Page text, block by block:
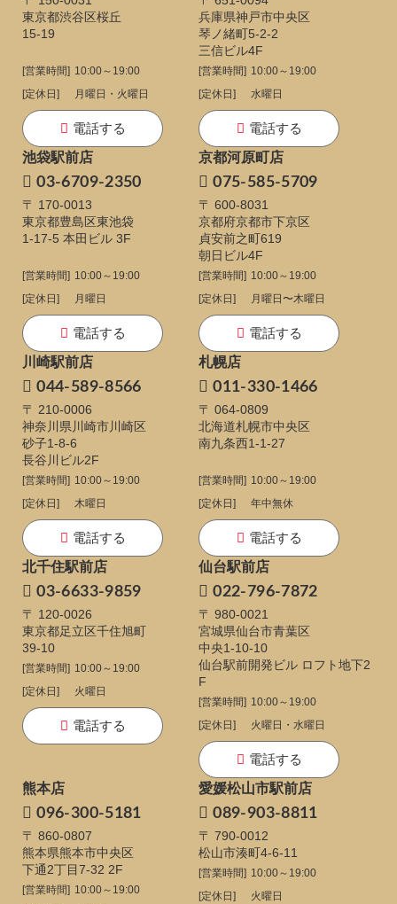
東京都渋谷区桜丘
15-19
[営業時間] 10:00～19:00
[定休日]
月曜日・火曜日
電話する
兵庫県神戸市中央区
琴ノ緒町5-2-2
三信ビル4F
[営業時間] 10:00～19:00
[定休日]
水曜日
電話する
池袋駅前店
03-6709-2350
〒 170-0013
東京都豊島区東池袋
1-17-5 本田ビル 3F
[営業時間] 10:00～19:00
[定休日]
月曜日
電話する
京都河原町店
075-585-5709
〒 600-8031
京都府京都市下京区
貞安前之町619
朝日ビル4F
[営業時間] 10:00～19:00
[定休日]
月曜日〜木曜日
電話する
川崎駅前店
044-589-8566
〒 210-0006
神奈川県川崎市川崎区
砂子1-8-6
長谷川ビル2F
[営業時間] 10:00～19:00
[定休日]
木曜日
電話する
札幌店
011-330-1466
〒 064-0809
北海道札幌市中央区
南九条西1-1-27
[営業時間] 10:00～19:00
[定休日]
年中無休
電話する
北千住駅前店
03-6633-9859
〒 120-0026
東京都足立区千住旭町
39-10
[営業時間] 10:00～19:00
[定休日]
火曜日
電話する
仙台駅前店
022-796-7872
〒 980-0021
宮城県仙台市青葉区
中央1-10-10
仙台駅前開発ビル ロフト地下2
F
[営業時間] 10:00～19:00
[定休日]
火曜日・水曜日
電話する
熊本店
096-300-5181
〒 860-0807
熊本県熊本市中央区
下通2丁目7-32 2F
[営業時間] 10:00～19:00
愛媛松山市駅前店
089-903-8811
〒 790-0012
松山市湊町4-6-11
[営業時間] 10:00～19:00
[定休日]
火曜日